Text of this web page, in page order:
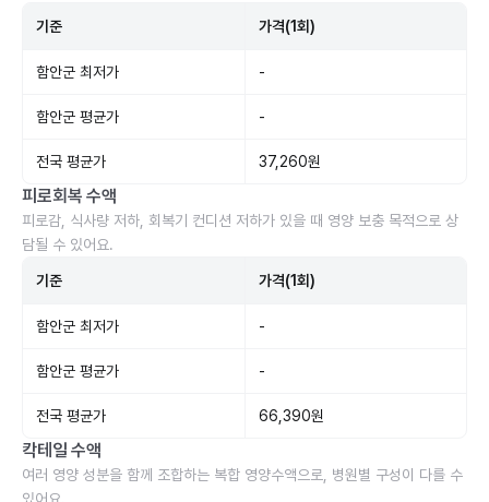
기준 가격(1회)
함안군 최저가 -
함안군 평균가 -
전국 평균가 37,260원
피로회복 수액
피로감, 식사량 저하, 회복기 컨디션 저하가 있을 때 영양 보충 목적으로 상
담될 수 있어요.
기준 가격(1회)
함안군 최저가 -
함안군 평균가 -
전국 평균가 66,390원
칵테일 수액
여러 영양 성분을 함께 조합하는 복합 영양수액으로, 병원별 구성이 다를 수